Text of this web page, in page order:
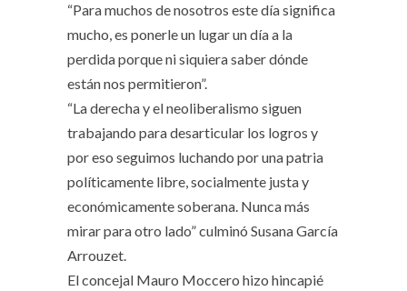
“Para muchos de nosotros este día significa
mucho, es ponerle un lugar un día a la
perdida porque ni siquiera saber dónde
están nos permitieron”.
“La derecha y el neoliberalismo siguen
trabajando para desarticular los logros y
por eso seguimos luchando por una patria
políticamente libre, socialmente justa y
económicamente soberana. Nunca más
mirar para otro lado” culminó Susana García
Arrouzet.
El concejal Mauro Moccero hizo hincapié